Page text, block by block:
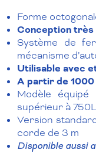
Forme
Conception
Système de
mécanisme
Utilisable avec
A partir de
Modèle équipé
supérieur à 750L
Version
corde de 3 m
Disponible aussi